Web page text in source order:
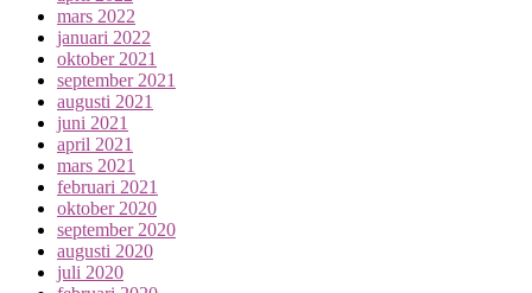
mars 2022
januari 2022
oktober 2021
september 2021
augusti 2021
juni 2021
april 2021
mars 2021
februari 2021
oktober 2020
september 2020
augusti 2020
juli 2020